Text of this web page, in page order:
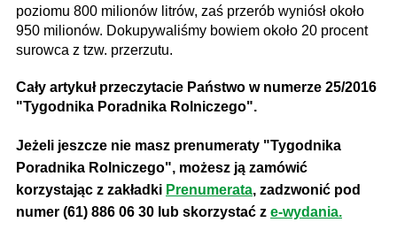
poziomu 800 milionów litrów, zaś przerób wyniósł około
950 milionów. Dokupywaliśmy bowiem około 20 procent
surowca z tzw. przerzutu.
Cały artykuł przeczytacie Państwo w numerze 25/2016
"Tygodnika Poradnika Rolniczego".
Jeżeli jeszcze nie masz prenumeraty "Tygodnika
Poradnika Rolniczego", możesz ją zamówić
korzystając z zakładki Prenumerata, zadzwonić pod
numer (61) 886 06 30 lub skorzystać z e-wydania.